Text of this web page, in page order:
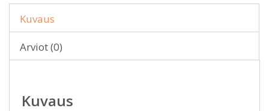
Kuvaus
Arviot (0)
Kuvaus